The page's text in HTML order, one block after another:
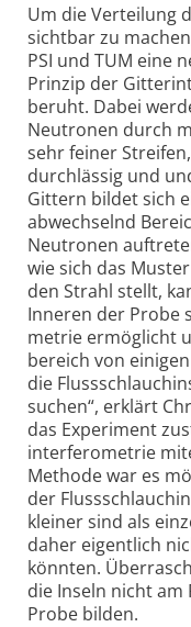
Um die Verteilung
sichtbar zu
PSI und TUM eine
Prinzip der
beruht. Dabei
Neutronen durch
sehr feiner
durch­lässig und
Gittern bildet sich
abwechselnd
Neutronen
wie sich das
den Strahl stellt,
Inneren der Probe
metrie ermöglicht
bereich von
die
suchen“, erklärt
das Experiment
inter­fero­metrie
Methode war es
der
kleiner sind als
daher eigentlich
könnten.
die Inseln nicht
Probe bilden.